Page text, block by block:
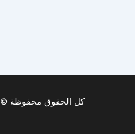
كل الحقوق محفوظة © 2026 السريع الدولي